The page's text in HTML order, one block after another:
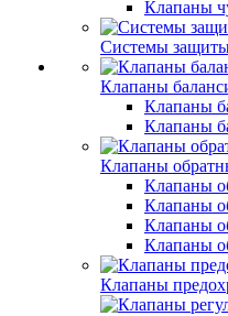
Клапаны
Системы
Клапаны
Клапаны
Клапаны
Клапаны
Клапаны
Клапаны
Клапаны
Клапаны
Клапаны